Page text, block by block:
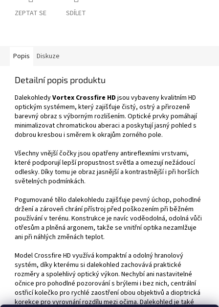
ZEPTAT SE SDÍLET
Popis Diskuze
Detailní popis produktu
DalekohledyVortex Crossfire HD jsou vybaveny kvalitním HD
optickým systémem, který zajišťuje čistý, ostrý a přirozeně
barevný obraz s výborným rozlišením. Optické prvky pomáhají
minimalizovat chromatickou aberaci a poskytují jasný pohled s
dobrou kresbou i směrem k okrajům zorného pole.
Všechny vnější čočky jsou opatřeny antireflexními vrstvami,
které podporují lepší propustnost světla a omezují nežádoucí
odlesky. Díky tomu je obraz jasnější a kontrastnější i při horších
světelných podmínkách.
Pogumované tělo dalekohledu zajišťuje pevný úchop, pohodlné
držení a zároveň chrání přístroj před poškozením při běžném
používání v terénu. Konstrukce je navíc voděodolná, odolná vůči
otřesům a plněná argonem, takže se vnitřní optika nezamlžuje
ani při náhlých změnách teplot.
Model Crossfire HD využívá kompaktní a odolný hranolový
systém, díky kterému si dalekohled zachovává praktické
rozměry a spolehlivý optický výkon. Nechybí ani nastavitelné
očnice pro pohodlné pozorování s brýlemi i bez nich, centrální
ostřicí kolečko pro rychlé zaostření obou objektivů a dioptrická
korekce pro vyrovnání rozdílu mezi očima. Dalekohled je také